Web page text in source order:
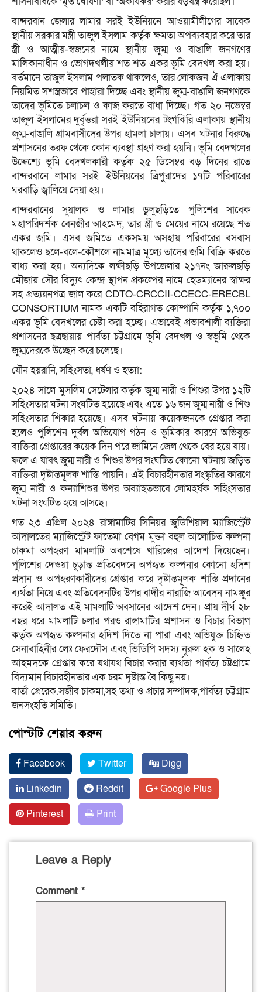
বান্দরবান জেলার লামার সরই ইউনিয়নে আওয়ামীলীগের সাবেক
স্থানীয় সরকার মন্ত্রী তাজুল ইসলাম কর্তৃক ক্ষমতা অপব্যবহার করে তার
স্ত্রী ও আত্মীয়-স্বজনের নামে স্থানীয় জুম্ম ও বাঙালি জনগণের
মালিকানাধীন ও ভোগদখলীয় শত শত একর ভূমি বেদখল করা হয়।
বর্তমানে তাজুল ইসলাম পলাতক থাকলেও, তার লোকজন ঐ এলাকায়
নিয়মিত সশস্ত্রভাবে পাহারা দিচ্ছে এবং স্থানীয় জুম্ম-বাঙালি জনগণকে
তাদের ভূমিতে চলাচল ও কাজ করতে বাধা দিচ্ছে। গত ২০ নভেম্বর
তাজুল ইসলামের দুর্বৃত্তরা সরই ইউনিয়নের টংগঝিরি এলাকায় স্থানীয়
জুম্ম-বাঙালি গ্রামবাসীদের উপর হামলা চালায়। এসব ঘটনার বিরুদ্ধে
প্রশাসনের তরফ থেকে কোন ব্যবস্থা গ্রহণ করা হয়নি। ভূমি বেদখলের
উদ্দেশ্যে ভূমি বেদখলকারী কর্তৃক ২৫ ডিসেম্বর বড় দিনের রাতে
বান্দরবানে লামার সরই ইউনিয়নের ত্রিপুরাদের ১৭টি পরিবারের
ঘরবাড়ি জ্বালিয়ে দেয়া হয়।
বান্দরবানের সুয়ালক ও লামার ডুলুছড়িতে পুলিশের সাবেক
মহাপরিদর্শক বেনজীর আহমেদ, তার স্ত্রী ও মেয়ের নামে রয়েছে শত
একর জমি। এসব জমিতে একসময় অসহায় পরিবারের বসবাস
থাকলেও ছলে-বলে-কৌশলে নামমাত্র মূল্যে তাদের জমি বিক্রি করতে
বাধ্য করা হয়। অন্যদিকে লক্ষীছড়ি উপজেলার ২১৭নং জারুলছড়ি
মৌজায় সৌর বিদ্যুৎ কেন্দ্র স্থাপন প্রকল্পের নামে হেডম্যানের স্বাক্ষর
সহ প্রত্যয়নপত্র জাল করে CDTO-CRCCII-CCECC-ERECBL
CONSORTIUM নামক একটি বহিরাগত কোম্পানি কর্তৃক ১,৭০০
একর ভূমি বেদখলের চেষ্টা করা হচ্ছে। এভাবেই প্রভাবশালী ব্যক্তিরা
প্রশাসনের ছত্রছায়ায় পার্বত্য চট্টগ্রামে ভূমি বেদখল ও স্বভূমি থেকে
জুম্মদেরকে উচ্ছেদ করে চলেছে।
যৌন হয়রানি, সহিংসতা, ধর্ষণ ও হত্যা:
২০২৪ সালে মুসলিম সেটেলার কর্তৃক জুম্ম নারী ও শিশুর উপর ১২টি
সহিংসতার ঘটনা সংঘটিত হয়েছে এবং এতে ১৬ জন জুম্ম নারী ও শিশু
সহিংসতার শিকার হয়েছে। এসব ঘটনায় কয়েকজনকে গ্রেপ্তার করা
হলেও পুলিশেন দুর্বল অভিযোগ গঠন ও ভূমিকার কারণে অভিযুক্ত
ব্যক্তিরা গ্রেপ্তারের কয়েক দিন পরে জামিনে জেল থেকে বের হয়ে যায়।
ফলে এ যাবৎ জুম্ম নারী ও শিশুর উপর সংঘটিত কোনো ঘটনায় জড়িত
ব্যক্তিরা দৃষ্টান্তমূলক শাস্তি পায়নি। এই বিচারহীনতার সংস্কৃতির কারণে
জুম্ম নারী ও কন্যাশিশুর উপর অব্যাহতভাবে লোমহর্ষক সহিংসতার
ঘটনা সংঘটিত হয়ে আসছে।
গত ২৩ এপ্রিল ২০২৪ রাঙ্গামাটির সিনিয়র জুডিশিয়াল ম্যাজিস্ট্রেট
আদালতের ম্যাজিস্ট্রেট ফাতেমা বেগম মুক্তা বহুল আলোচিত কল্পনা
চাকমা অপহরণ মামলাটি অবশেষে খারিজের আদেশ দিয়েছেন।
পুলিশের দেওয়া চূড়ান্ত প্রতিবেদনে অপহৃত কল্পনার কোনো হদিশ
প্রদান ও অপহরণকারীদের গ্রেপ্তার করে দৃষ্টান্তমূলক শাস্তি প্রদানের
ব্যর্থতা নিয়ে এবং প্রতিবেদনটির উপর বাদীর নারাজি আবেদন নামঞ্জুর
করেই আদালত এই মামলাটি অবসানের আদেশ দেন। প্রায় দীর্ঘ ২৮
বছর ধরে মামলাটি চলার পরও রাঙ্গামাটির প্রশাসন ও বিচার বিভাগ
কর্তৃক অপহৃত কল্পনার হদিশ দিতে না পারা এবং অভিযুক্ত চিহ্নিত
সেনাবাহিনীর লেঃ ফেরদৌস এবং ভিডিপি সদস্য নূরুল হক ও সালেহ
আহমদকে গ্রেপ্তার করে যথাযথ বিচার করার ব্যর্থতা পার্বত্য চট্টগ্রামে
বিদ্যমান বিচারহীনতার এক চরম দৃষ্টান্ত বৈ কিছু নয়।
বার্তা প্রেরেক.সজীব চাকমা,সহ তথ্য ও প্রচার সম্পাদক,পার্বত্য চট্টগ্রাম
জনসংহতি সমিতি।
পোস্টটি শেয়ার করুন
Facebook Twitter
Digg
Linkedin
Reddit
Google Plus
Pinterest
Print
Leave a Reply
Comment *